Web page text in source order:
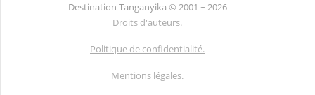
Destination Tanganyika © 2001 ~ 2026
Droits d'auteurs.
Politique de confidentialité.
Mentions légales.